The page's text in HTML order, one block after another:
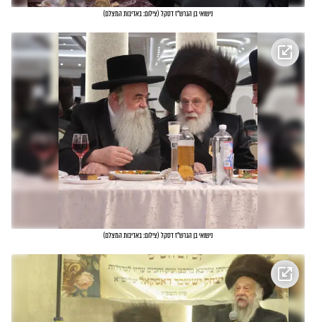
נישואי בן הגרש"ז דסקל (צילום: באדיבות המצלם)
נישואי בן הגרש"ז דסקל (צילום: באדיבות המצלם)